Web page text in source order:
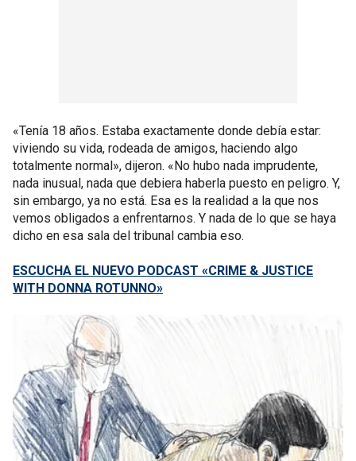
«Tenía 18 años. Estaba exactamente donde debía estar:
viviendo su vida, rodeada de amigos, haciendo algo
totalmente normal», dijeron. «No hubo nada imprudente,
nada inusual, nada que debiera haberla puesto en peligro. Y,
sin embargo, ya no está. Esa es la realidad a la que nos
vemos obligados a enfrentarnos. Y nada de lo que se haya
dicho en esa sala del tribunal cambia eso.
ESCUCHA EL NUEVO PODCAST «CRIME & JUSTICE
WITH DONNA ROTUNNO»